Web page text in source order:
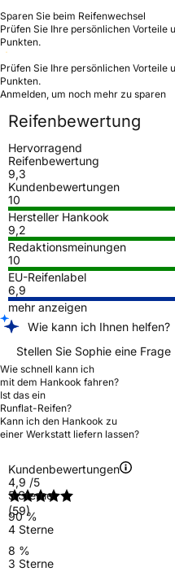
Sparen Sie beim Reifenwechsel
Prüfen Sie Ihre persönlichen Vorteile
Punkten.
Prüfen Sie Ihre persönlichen Vorteile
Punkten.
Anmelden, um noch mehr zu sparen
Reifenbewertung
Hervorragend
Reifenbewertung
9,3
Kundenbewertungen
10
Hersteller Hankook
9,2
Redaktionsmeinungen
10
EU-Reifenlabel
6,9
mehr anzeigen
Wie kann ich Ihnen helfen?
Stellen Sie Sophie eine Frage
Wie schnell kann ich
mit dem Hankook fahren?
Ist das ein
Runflat-Reifen?
Kann ich den Hankook zu
einer Werkstatt liefern lassen?
Kundenbewertungen
4,9 /5
(59)
5 Sterne
90 %
4 Sterne
8 %
3 Sterne